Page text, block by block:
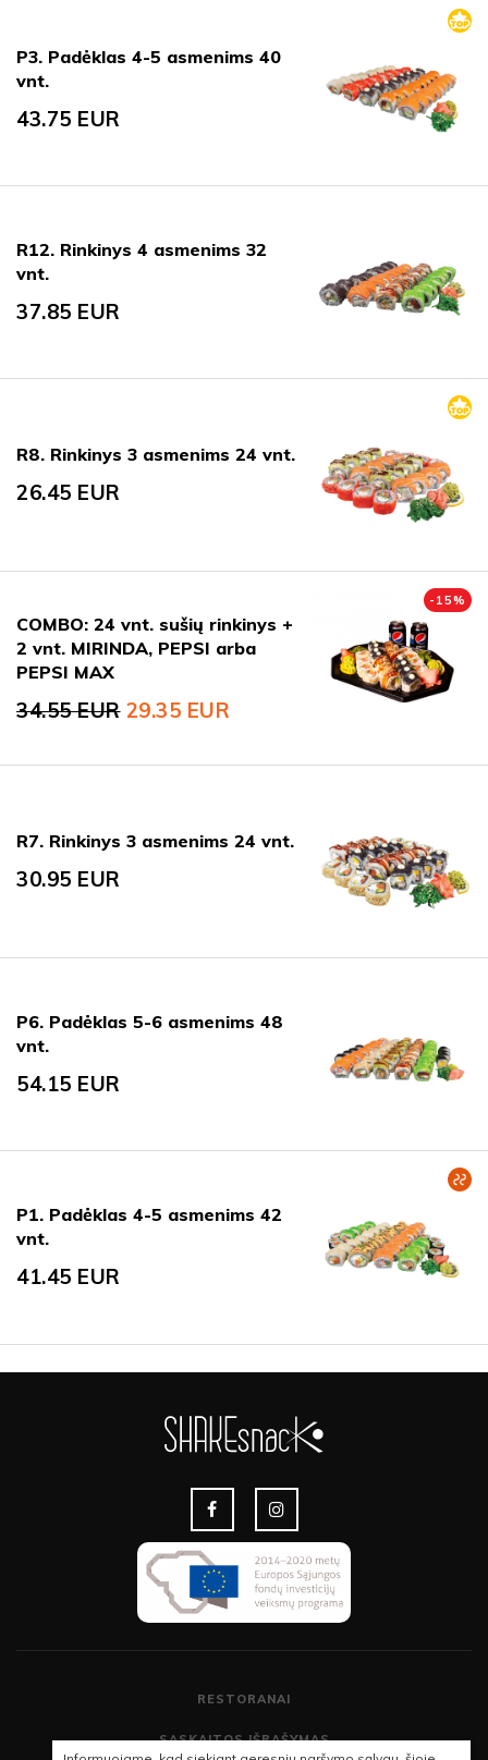
P3. Padėklas 4-5 asmenims 40
vnt.
43.75 EUR
R12. Rinkinys 4 asmenims 32
vnt.
37.85 EUR
R8. Rinkinys 3 asmenims 24 vnt.
26.45 EUR
- 15%
COMBO: 24 vnt. sušių rinkinys +
2 vnt. MIRINDA, PEPSI arba
PEPSI MAX
34.55EUR
Original price was: 34.55 EUR.
29.35 EUR
Current price is: 29.35 EUR.
R7. Rinkinys 3 asmenims 24 vnt.
30.95 EUR
P6. Padėklas 5-6 asmenims 48
vnt.
54.15 EUR
P1. Padėklas 4-5 asmenims 42
vnt.
41.45 EUR
RESTORANAI
SĄSKAITOS IŠRAŠYMAS